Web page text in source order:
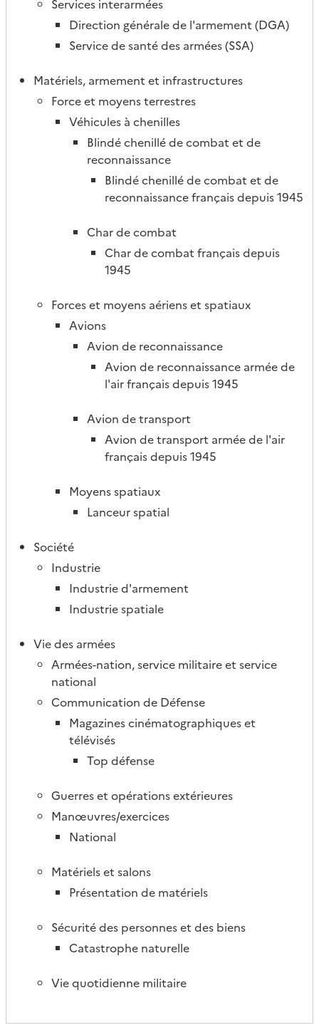
Services interarmées
Direction générale de l'armement (DGA)
Service de santé des armées (SSA)
Matériels, armement et infrastructures
Force et moyens terrestres
Véhicules à chenilles
Blindé chenillé de combat et de
reconnaissance
Blindé chenillé de combat et de
reconnaissance français depuis 1945
Char de combat
Char de combat français depuis
1945
Forces et moyens aériens et spatiaux
Avions
Avion de reconnaissance
Avion de reconnaissance armée de
l'air français depuis 1945
Avion de transport
Avion de transport armée de l'air
français depuis 1945
Moyens spatiaux
Lanceur spatial
Société
Industrie
Industrie d'armement
Industrie spatiale
Vie des armées
Armées-nation, service militaire et service
national
Communication de Défense
Magazines cinématographiques et
télévisés
Top défense
Guerres et opérations extérieures
Manœuvres/exercices
National
Matériels et salons
Présentation de matériels
Sécurité des personnes et des biens
Catastrophe naturelle
Vie quotidienne militaire